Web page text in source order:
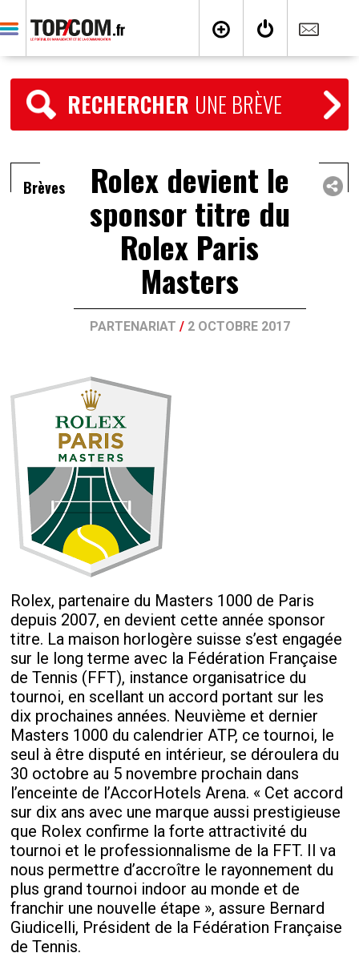
RECHERCHER UNE BRÈVE
Brèves Rolex devient le
sponsor titre du
Rolex Paris
Masters
PARTENARIAT / 2 OCTOBRE 2017
Rolex, partenaire du Masters 1000 de Paris
depuis 2007, en devient cette année sponsor
titre. La maison horlogère suisse s’est engagée
sur le long terme avec la Fédération Française
de Tennis (FFT), instance organisatrice du
tournoi, en scellant un accord portant sur les
dix prochaines années. Neuvième et dernier
Masters 1000 du calendrier ATP, ce tournoi, le
seul à être disputé en intérieur, se déroulera du
30 octobre au 5 novembre prochain dans
l’enceinte de l’AccorHotels Arena. « Cet accord
sur dix ans avec une marque aussi prestigieuse
que Rolex confirme la forte attractivité du
tournoi et le professionnalisme de la FFT. Il va
nous permettre d’accroître le rayonnement du
plus grand tournoi indoor au monde et de
franchir une nouvelle étape », assure Bernard
Giudicelli, Président de la Fédération Française
de Tennis.